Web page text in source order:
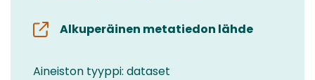
Alkuperäinen metatiedon lähde
Aineiston tyyppi: dataset